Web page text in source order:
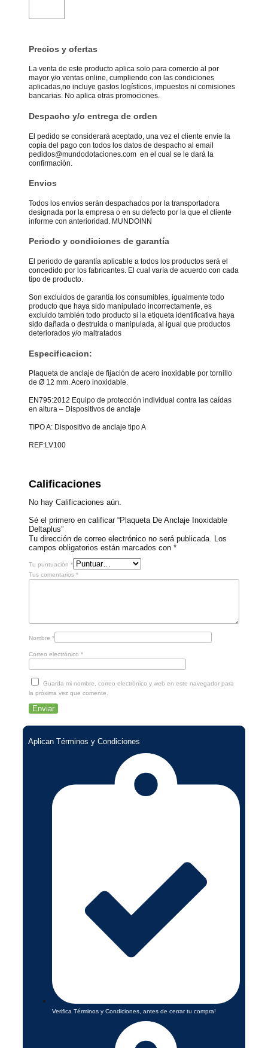
Precios y ofertas
La venta de este producto aplica solo para comercio al por
mayor y/o ventas online, cumpliendo con las condiciones
aplicadas,no incluye gastos logísticos, impuestos ni comisiones
bancarias. No aplica otras promociones.
Despacho y/o entrega de orden
El pedido se considerará aceptado, una vez el cliente envíe la
copia del pago con todos los datos de despacho al email
pedidos@mundodotaciones.com en el cual se le dará la
confirmación.
Envios
Todos los envíos serán despachados por la transportadora
designada por la empresa o en su defecto por la que el cliente
informe con anterioridad. MUNDOINN
Periodo y condiciones de garantía
El periodo de garantía aplicable a todos los productos será el
concedido por los fabricantes. El cual varía de acuerdo con cada
tipo de producto.
Son excluidos de garantía los consumibles, igualmente todo
producto que haya sido manipulado incorrectamente, es
excluido también todo producto si la etiqueta identificativa haya
sido dañada o destruida o manipulada, al igual que productos
deteriorados y/o maltratados
Especificacion:
Plaqueta de anclaje de fijación de acero inoxidable por tornillo
de Ø 12 mm. Acero inoxidable.
EN795:2012 Equipo de protección individual contra las caídas
en altura – Dispositivos de anclaje
TIPO A: Dispositivo de anclaje tipo A
REF:LV100
Calificaciones
No hay Calificaciones aún.
Sé el primero en calificar “Plaqueta De Anclaje Inoxidable
Deltaplus”
Tu dirección de correo electrónico no será publicada. Los
campos obligatorios están marcados con *
Tu puntuación *
Tus comentarios *
Nombre *
Correo electrónico *
Guarda mi nombre, correo electrónico y web en este navegador para
la próxima vez que comente.
Aplican Términos y Condiciones
Verifica Términos y Condiciones, antes de cerrar tu compra!